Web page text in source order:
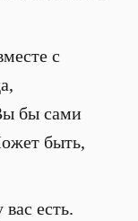
с
бы сами
быть,
есть.